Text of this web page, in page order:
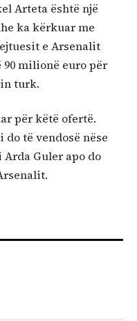
Arteta është një
ka kërkuar me
e Arsenalit
90 milionë euro për
turk.
për këtë ofertë.
të vendosë nëse
Guler apo do